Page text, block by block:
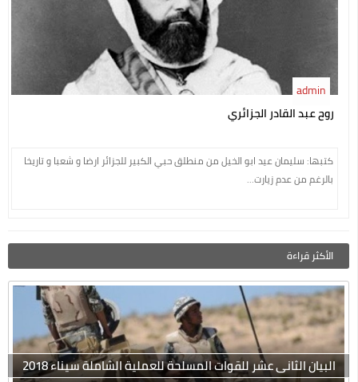
روح عبد القادر الجزائري
admin
كتبها: سليمان عيد ابو الخيل من منطلق حبي الكبير للجزائر ارضا و شعبا و تاريخا
بالرغم من عدم زيارت...
الأكثر قراءة
البيان الثانى عشر للقوات المسلحة للعملية الشاملة سيناء 2018